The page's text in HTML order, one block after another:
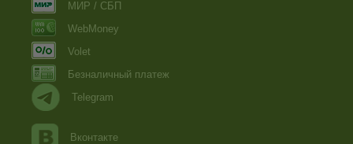
МИР / СБП
WebMoney
Volet
Безналичный платеж
Telegram
Вконтакте